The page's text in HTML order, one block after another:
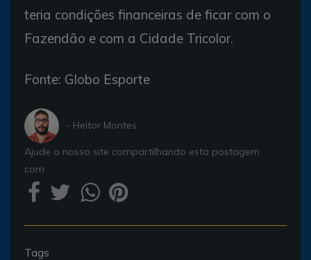
teria condições financeiras de ficar com o
Fazendão e com a Cidade Tricolor.
Fonte: Globo Esporte
- Heitor Montes
Ajude o nosso site compartilhando esta postagem
com
Tags